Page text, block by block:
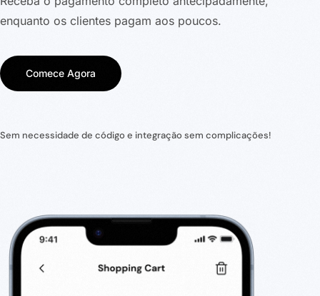
enquanto os clientes pagam aos poucos.
Comece Agora
Sem necessidade de código e integração sem complicações!